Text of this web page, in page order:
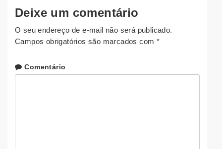
Deixe um comentário
O seu endereço de e-mail não será publicado.
Campos obrigatórios são marcados com *
Comentário